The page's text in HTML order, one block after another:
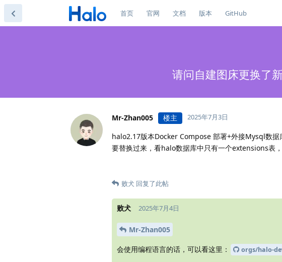
首页 官网 文档 版本 GitHub
请问自建图床更换了
Mr-Zhan005 楼主 2025年7月3日
halo2.17版本Docker Compose 部署+外接Mysql数
要替换过来，看halo数据库中只有一个extensions表
败犬 回复了此帖
败犬 2025年7月4日
Mr-Zhan005
会使用编程语言的话，可以看这里： orgs/halo-